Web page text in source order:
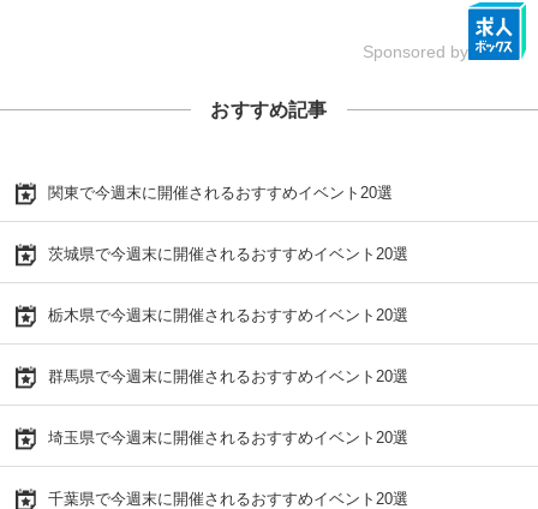
Sponsored by
おすすめ記事
関東で今週末に開催されるおすすめイベント20選
茨城県で今週末に開催されるおすすめイベント20選
栃木県で今週末に開催されるおすすめイベント20選
群馬県で今週末に開催されるおすすめイベント20選
埼玉県で今週末に開催されるおすすめイベント20選
千葉県で今週末に開催されるおすすめイベント20選